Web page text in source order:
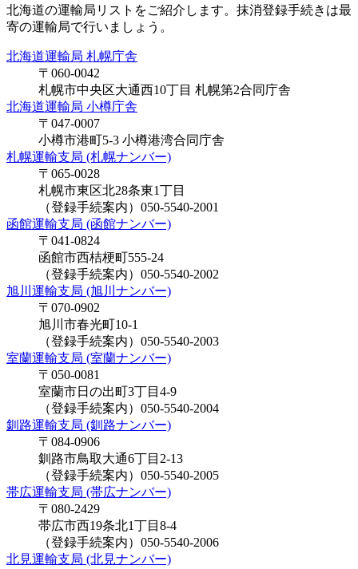
北海道の運輸局リストをご紹介します。抹消登録手続きは最
寄の運輸局で行いましょう。
北海道運輸局 札幌庁舎
〒060-0042
札幌市中央区大通西10丁目 札幌第2合同庁舎
北海道運輸局 小樽庁舎
〒047-0007
小樽市港町5-3 小樽港湾合同庁舎
札幌運輸支局 (札幌ナンバー)
〒065-0028
札幌市東区北28条東1丁目
（登録手続案内）050-5540-2001
函館運輸支局 (函館ナンバー)
〒041-0824
函館市西桔梗町555-24
（登録手続案内）050-5540-2002
旭川運輸支局 (旭川ナンバー)
〒070-0902
旭川市春光町10-1
（登録手続案内）050-5540-2003
室蘭運輸支局 (室蘭ナンバー)
〒050-0081
室蘭市日の出町3丁目4-9
（登録手続案内）050-5540-2004
釧路運輸支局 (釧路ナンバー)
〒084-0906
釧路市鳥取大通6丁目2-13
（登録手続案内）050-5540-2005
帯広運輸支局 (帯広ナンバー)
〒080-2429
帯広市西19条北1丁目8-4
（登録手続案内）050-5540-2006
北見運輸支局 (北見ナンバー)